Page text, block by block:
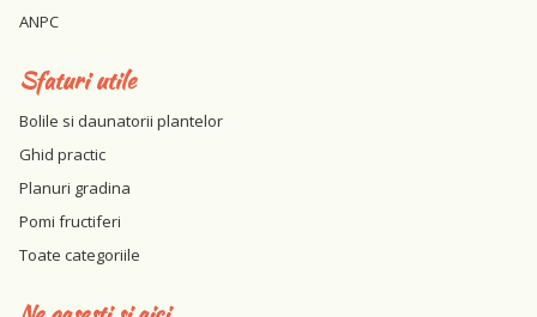
ANPC
Sfaturi utile
Bolile si daunatorii plantelor
Ghid practic
Planuri gradina
Pomi fructiferi
Toate categoriile